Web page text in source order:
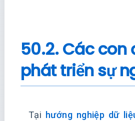
50.2. Các con
phát triển sự
Tại hướng nghiệp dữ